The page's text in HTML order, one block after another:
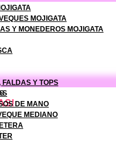
MOJIGATA
Y MONEDEROS MOJIGATA
FALDAS Y TOPS
DE MANO
MEDIANO